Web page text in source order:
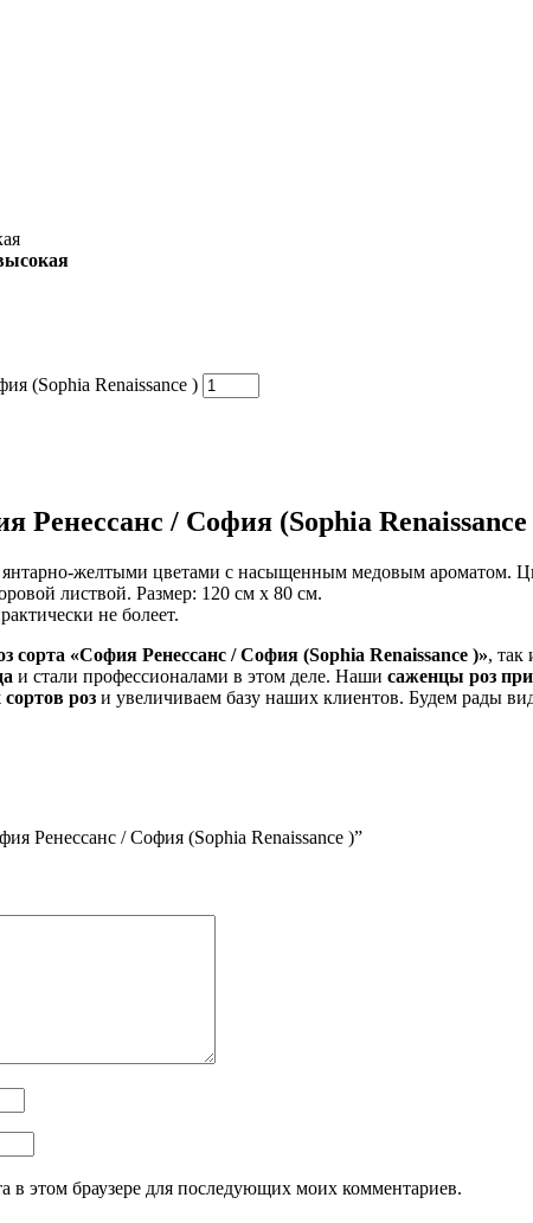
(Sophia Renaissance )
Ренессанс / София (Sophia Renaissance
янтарно-желтыми цветами с насыщенным медовым
листвой. Размер: 120 см x 80 см.
не болеет.
сорта «София Ренессанс / София (Sophia Renaissance )», так
и стали профессионалами в этом деле. Наши саженцы роз
роз и увеличиваем базу наших клиентов. Будем рады
Ренессанс / София (Sophia Renaissance )”
в этом браузере для последующих моих комментариев.